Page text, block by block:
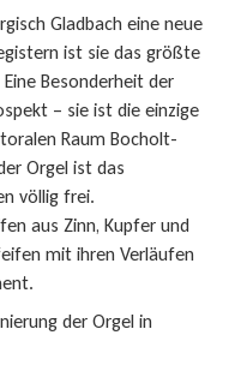
Gladbach eine neue
ist sie das größte
Besonderheit der
– sie ist die einzige
Raum Bocholt-
Orgel ist das
völlig frei.
aus Zinn, Kupfer und
mit ihren Verläufen
der Orgel in